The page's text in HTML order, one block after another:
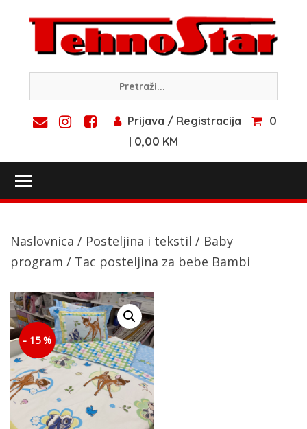
content
Prijava / Registracija
0
| 0,00 KM
Naslovnica / Posteljina i tekstil / Baby
program / Tac posteljina za bebe Bambi
- 15 %